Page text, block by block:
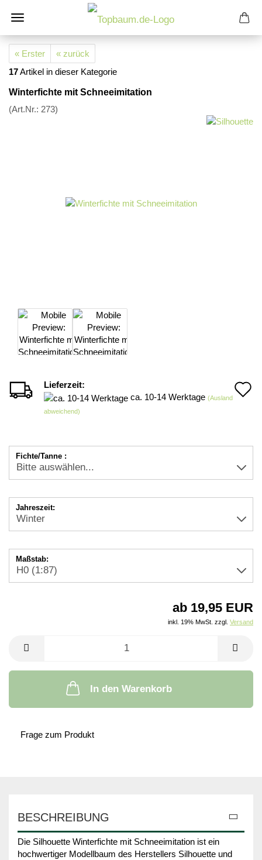
« Erster
« zurück
17Artikel in dieser Kategorie
Winterfichte mit Schneeimitation
(Art.Nr.: 273)
Lieferzeit:
ca. 10-14 Werktage (Ausland
abweichend)
Fichte/Tanne :
Jahreszeit:
Maßstab:
ab 19,95 EUR
inkl. 19% MwSt. zzgl. Versand
In den Warenkorb
Frage zum Produkt
BESCHREIBUNG
Die Silhouette Winterfichte mit Schneeimitation ist ein
hochwertiger Modellbaum des Herstellers Silhouette und